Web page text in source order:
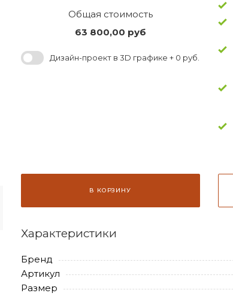
Общая стоимость
63 800,00 руб
Дизайн-проект в 3D графике + 0 руб.
В КОРЗИНУ
Характеристики
Бренд
Артикул
Размер